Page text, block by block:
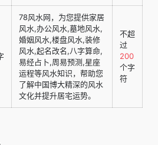
78风水网，为您提供家居
风水,办公风水,墓地风水,
婚姻风水,楼盘风水,装修
风水,起名改名,八字算命,
易经占卜,周易预测,星座
运程等风水知识，帮助您
了解中国博大精深的风水
文化并提升居宅运势。
不超
过
200
个字
符